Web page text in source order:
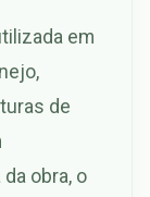
em
de
obra, o